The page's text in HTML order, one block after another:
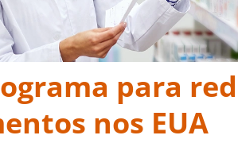
para
nos EUA